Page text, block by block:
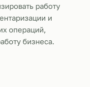
работу
и
операций,
бизнеса.